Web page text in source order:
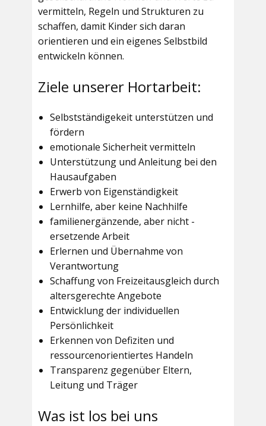
vermitteln, Regeln und Strukturen zu
schaffen, damit Kinder sich daran
orientieren und ein eigenes Selbstbild
entwickeln können.
Ziele unserer Hortarbeit:
Selbstständigekeit unterstützen und
fördern
emotionale Sicherheit vermitteln
Unterstützung und Anleitung bei den
Hausaufgaben
Erwerb von Eigenständigkeit
Lernhilfe, aber keine Nachhilfe
familienergänzende, aber nicht -
ersetzende Arbeit
Erlernen und Übernahme von
Verantwortung
Schaffung von Freizeitausgleich durch
altersgerechte Angebote
Entwicklung der individuellen
Persönlichkeit
Erkennen von Defiziten und
ressourcenorientiertes Handeln
Transparenz gegenüber Eltern,
Leitung und Träger
Was ist los bei uns